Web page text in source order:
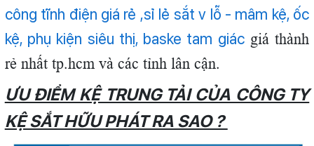
công tĩnh điện giá rẻ ,sỉ lẻ sắt v lỗ - mâm kệ, ốc
kệ, phụ kiện siêu thị, baske tam giácgiá thành
rẻ nhất tp.hcm và các tỉnh lân cận.
ƯU ĐIỂM KỆ TRUNG TẢI CỦA CÔNG TY
KỆ SẮT HỮU PHÁT RA SAO ?